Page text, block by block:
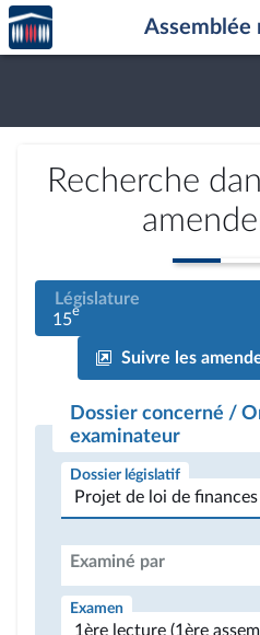
Aller au contenu
Aller en bas de la page
Accèder
à la
page
Assemblée
Recherche
Législature
15e
Suivre les
Dossier concerné /
examinateur
Dossier législatif
Examiné par
Examen